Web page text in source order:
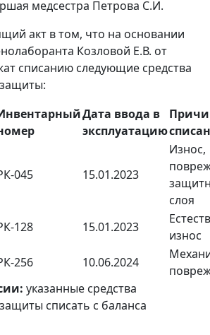
медсестра Петрова С.И.
акт в том, что на основании
Козловой Е.В. от
списанию следующие средства
Дата ввода в
эксплуатацию
045 15.01.2023
Износ,
слоя
128 15.01.2023
износ
256 10.06.2024
указанные средства
списать с баланса